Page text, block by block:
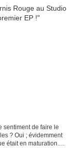
sentiment de faire le
? Oui ; évidemment
était en maturation.